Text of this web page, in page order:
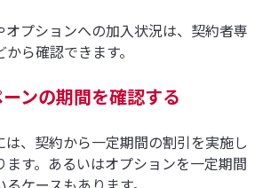
オプションへの加入状況は、契約者専
ら確認できます。
ンの期間を確認する
は、契約から一定期間の割引を実施し
ます。あるいはオプションを一定期間